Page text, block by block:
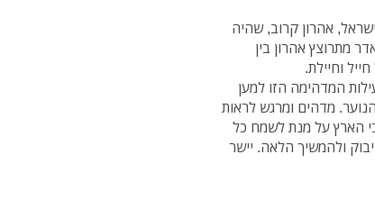
מי שמגיע לשטח לכל חייל וחיילת הוא רכז הבוגרים של OU ישראל, אהרון קרוב, שהיה
מתרוצץ אהרון בין
וחיילת.
המדהימה הזו למען
מדהים ומרגש לראות
הארץ על מנת לשמח כל
ולהמשיך הלאה. יישר